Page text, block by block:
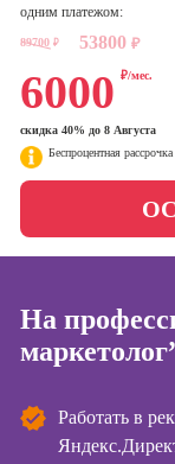
мастерства
Школа бизнеса и
управления
Фотошкола
Школа медиа
Онлайн-
одним платежом:
89700 ₽ 53800 ₽
6000 ₽/мес.
скидка 40% до 8 Августа
Беспроцентная рассрочка
На
Работать в